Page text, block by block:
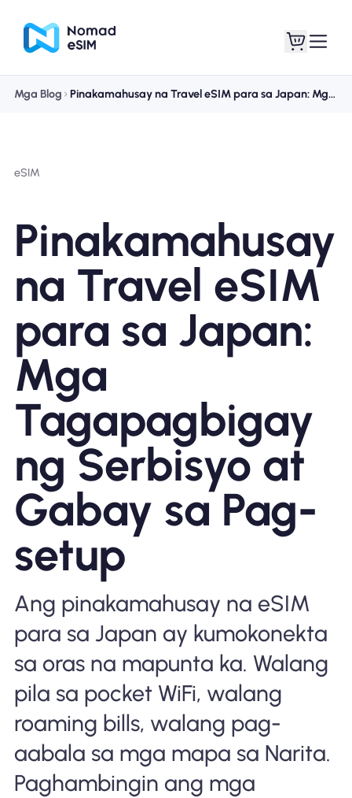
Mga Plano sa Tindahan
Tungkol sa eSIM
Bakit Nomad ESIM
Gamit ang isang ESIM
Para sa Negosyo
Mga Blog Pinakamahusay na Travel eSIM para sa Japan: Mga Tagapagbigay ng Serbisyo at Gabay sa Pag-setup
eSIM
Pinakamahusay
na Travel eSIM
para sa Japan:
Mga
Tagapagbigay
ng Serbisyo at
Gabay sa Pag-
setup
Ang pinakamahusay na eSIM
para sa Japan ay kumokonekta
sa oras na mapunta ka. Walang
pila sa pocket WiFi, walang
roaming bills, walang pag-
aabala sa mga mapa sa Narita.
Paghambingin ang mga